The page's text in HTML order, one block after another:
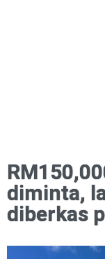
diminta,
diberkas